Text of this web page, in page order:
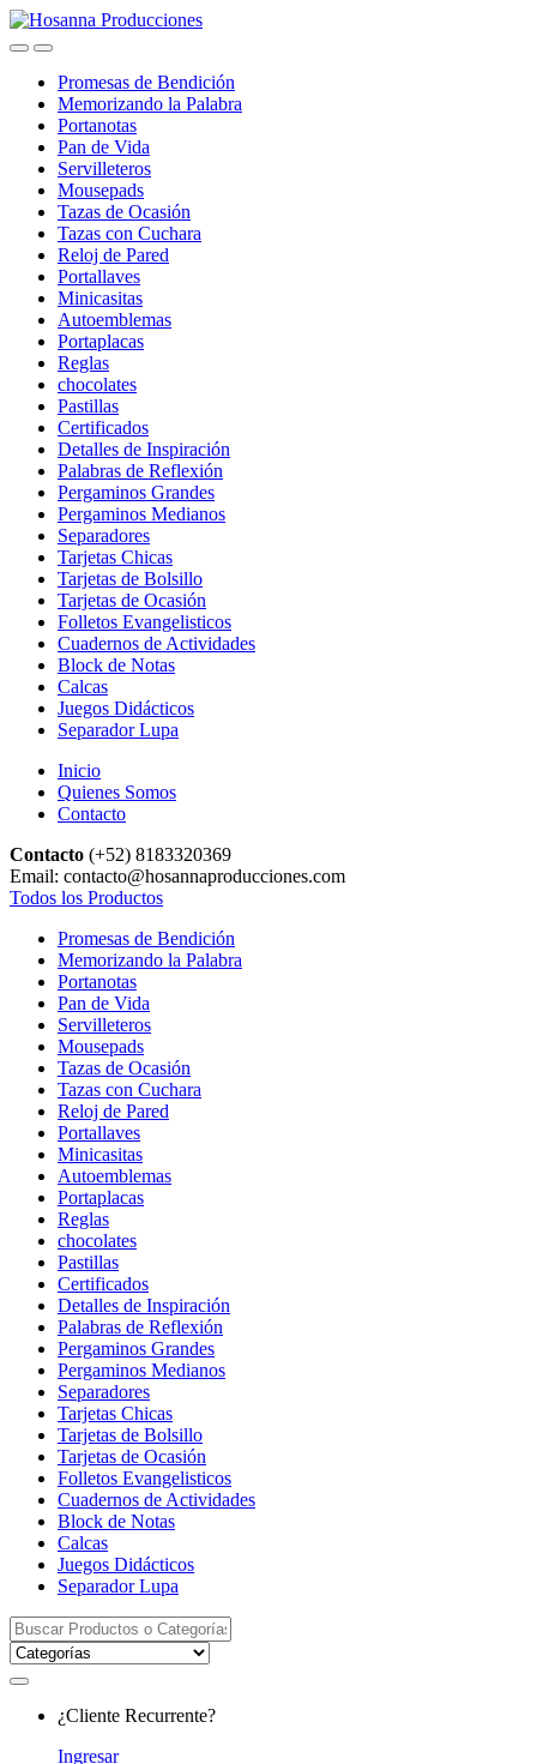
Skip
to
Skip
to
Promesas de Bendición
Memorizando la Palabra
Portanotas
Pan de Vida
Servilleteros
Mousepads
Tazas de Ocasión
Tazas con Cuchara
Reloj de Pared
Portallaves
Minicasitas
Autoemblemas
Portaplacas
Reglas
chocolates
Pastillas
Certificados
Detalles de Inspiración
Palabras de Reflexión
Pergaminos Grandes
Pergaminos Medianos
Separadores
Tarjetas Chicas
Tarjetas de Bolsillo
Tarjetas de Ocasión
Folletos Evangelisticos
Cuadernos de Actividades
Block de Notas
Calcas
Juegos Didácticos
Separador Lupa
Inicio
Quienes Somos
Contacto
Contacto (+52) 8183320369
Email: contacto@hosannaproducciones.com
Todos los Productos
Promesas de Bendición
Memorizando la Palabra
Portanotas
Pan de Vida
Servilleteros
Mousepads
Tazas de Ocasión
Tazas con Cuchara
Reloj de Pared
Portallaves
Minicasitas
Autoemblemas
Portaplacas
Reglas
chocolates
Pastillas
Certificados
Detalles de Inspiración
Palabras de Reflexión
Pergaminos Grandes
Pergaminos Medianos
Separadores
Tarjetas Chicas
Tarjetas de Bolsillo
Tarjetas de Ocasión
Folletos Evangelisticos
Cuadernos de Actividades
Block de Notas
Calcas
Juegos Didácticos
Separador Lupa
Search
for:
¿Cliente Recurrente?
Ingresar